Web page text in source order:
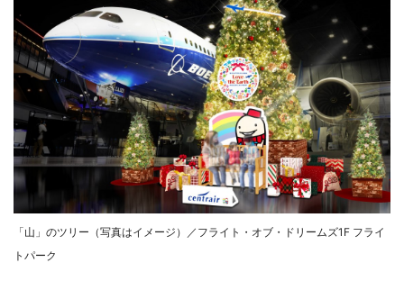
「山」のツリー（写真はイメージ）／フライト・オブ・ドリームズ1F フライ
トパーク